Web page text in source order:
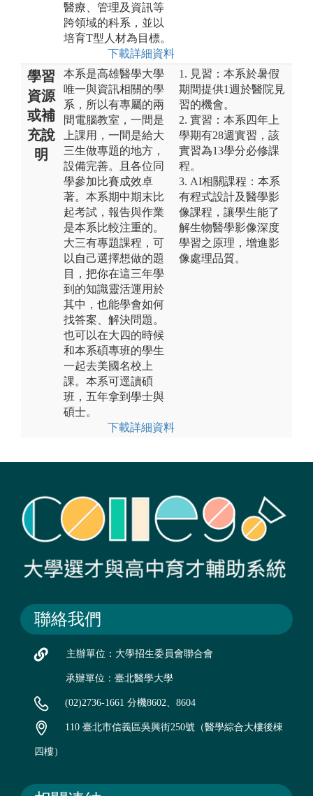
醫療、管理及資訊等
跨領域的科系，並以
培育T型人材為目標。
下載詳細資料
學習
資源
或補
充說
明
本系是高雄醫學大學
唯一與資訊相關的學
系，所以有專屬的兩
間電腦教室，一間是
上課用，一間是給大
三生做專題的地方，
設備完善。且各位同
學參加比賽成效卓
著。本系期中期末比
起考試，報告與作業
是本系比較注重的。
大三有專題課程，可
以自己選擇想做的題
目，把你在這三年學
到的知識靈活運用於
其中，也能學會如何
找答案、解決問題。
也可以在大四的時候
和本系碩專班的學生
一起去美國名校上
課。本系可逕讀碩
班，五年拿到學士與
碩士。
下載詳細資料
1. 見習：本系於暑假
期間提供1週於醫院見
習的機會。
2. 實習：本系四年上
學期有28週實習，該
實習為13學分必修課
程。
3. AI相關課程：本系
有程式設計及醫學影
像課程，讓學生能了
解生物醫學影像深度
學習之原理，增進影
像處理品質。
聯絡我們
主辦單位：大學招生委員會聯合會
承辦單位：臺北醫學大學
(02)2736-1661 分機8602、8604
110 臺北市信義區吳興街250號（醫學綜合大樓後棟
四樓）